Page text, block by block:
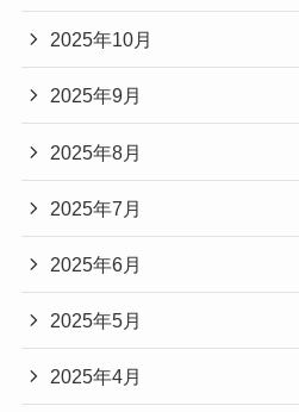
2025年10月
2025年9月
2025年8月
2025年7月
2025年6月
2025年5月
2025年4月